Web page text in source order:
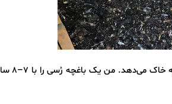
افزودن کمپوست یا برگ پوسیده